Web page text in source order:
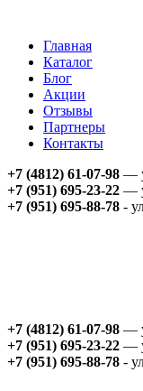
Главная
Каталог
Блог
Акции
Отзывы
Партнеры
Контакты
+7 (4812) 61-07-98 —
+7 (951) 695-23-22 —
+7 (951) 695-88-78 -
+7 (4812) 61-07-98 —
+7 (951) 695-23-22 —
+7 (951) 695-88-78 -